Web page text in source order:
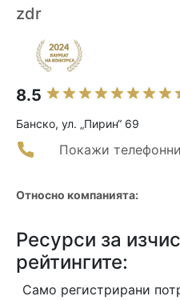
zdr
8.5
Банско, ул. „Пирин“ 69
Покажи
Относно компанията:
Ресурси за
рейтингите:
Само регистрирани